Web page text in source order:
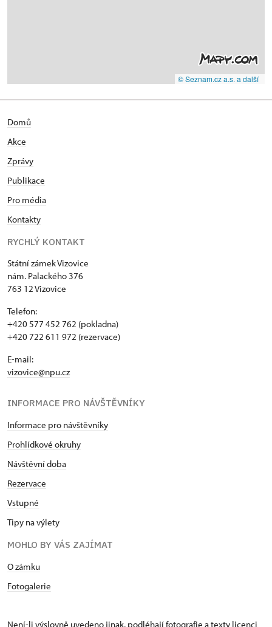
© Seznam.cz a.s. a další
Domů
Akce
Zprávy
Publikace
Pro média
Kontakty
RYCHLÝ KONTAKT
Státní zámek Vizovice
nám. Palackého 376
763 12 Vizovice
Telefon:
+420 577 452 762 (pokladna)
+420 722 611 972 (rezervace)
E-mail:
vizovice@npu.cz
INFORMACE PRO NÁVŠTĚVNÍKY
Informace pro návštěvníky
Prohlídkové okruhy
Návštěvní doba
Rezervace
Vstupné
Tipy na výlety
MOHLO BY VÁS ZAJÍMAT
O zámku
Fotogalerie
Není-li výslovně uvedeno jinak, podléhají fotografie a texty licenci